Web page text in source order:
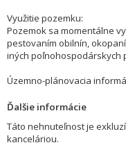
Využitie pozemku:
Pozemok sa momentálne
pestovaním obilnín,
iných poľnohospodárskych
Územno-plánovacia
Ďalšie informácie
Táto nehnuteľnost je
kanceláriou.